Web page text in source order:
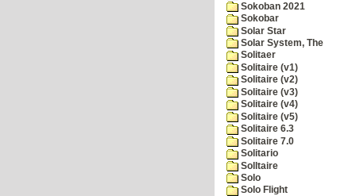
Sokoban 2021
Sokobar
Solar Star
Solar System, The
Solitaer
Solitaire (v1)
Solitaire (v2)
Solitaire (v3)
Solitaire (v4)
Solitaire (v5)
Solitaire 6.3
Solitaire 7.0
Solitario
Solltaire
Solo
Solo Flight